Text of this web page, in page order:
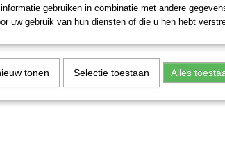
gebruiken in combinatie met andere
uw gebruik van hun diensten of die u hen hebt
tonen Selectie toestaan Alles